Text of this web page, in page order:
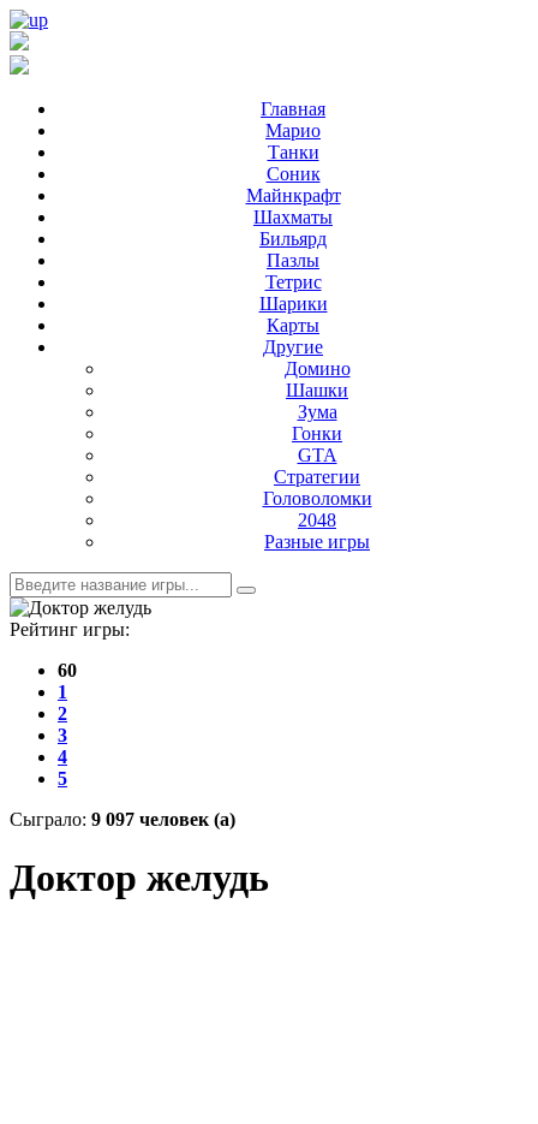
Главная
Марио
Танки
Соник
Майнкрафт
Шахматы
Бильярд
Пазлы
Тетрис
Шарики
Карты
Другие
Домино
Шашки
Зума
Гонки
GTA
Стратегии
Головоломки
2048
Разные игры
Рейтинг игры:
60
1
2
3
4
5
Cыграло: 9 097 человек (а)
Доктор желудь